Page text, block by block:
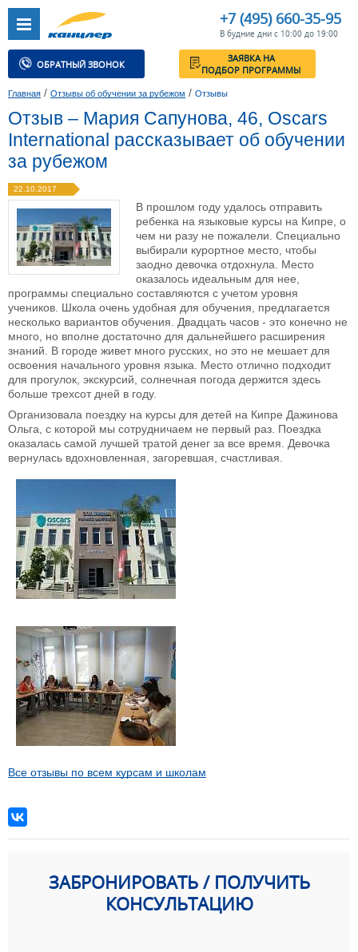
+7 (495) 660-35-95
В будние дни с 10:00 до 19:00
ОБРАТНЫЙ ЗВОНОК
ЗАЯВКА НА
ПОДБОР ПРОГРАММЫ
Главная / Отзывы об обучении за рубежом / Отзывы
Отзыв – Мария Сапунова, 46, Oscars
International рассказывает об обучении
за рубежом
22.10.2017
В прошлом году удалось отправить
ребенка на языковые курсы на Кипре, о
чем ни разу не пожалели. Специально
выбирали курортное место, чтобы
заодно девочка отдохнула. Место
оказалось идеальным для нее,
программы специально составляются с учетом уровня
учеников. Школа очень удобная для обучения, предлагается
несколько вариантов обучения. Двадцать часов - это конечно не
много, но вполне достаточно для дальнейшего расширения
знаний. В городе живет много русских, но это не мешает для
освоения начального уровня языка. Место отлично подходит
для прогулок, экскурсий, солнечная погода держится здесь
больше трехсот дней в году.
Организовала поездку на курсы для детей на Кипре Дажинова
Ольга, с которой мы сотрудничаем не первый раз. Поездка
оказалась самой лучшей тратой денег за все время. Девочка
вернулась вдохновленная, загоревшая, счастливая.
Все отзывы по всем курсам и школам
ЗАБРОНИРОВАТЬ / ПОЛУЧИТЬ
КОНСУЛЬТАЦИЮ